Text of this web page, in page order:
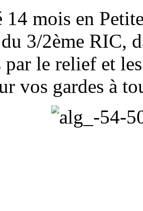
14 mois en
3/2ème RIC,
par le relief et
vos gardes à